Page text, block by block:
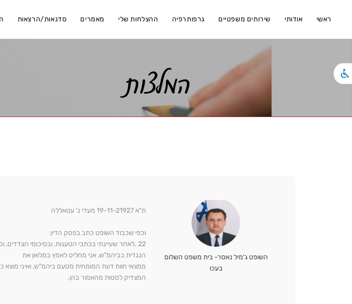
ראשי אודותי שירותים משפטיים גרפותרפיה ההצלחות שלי מאמרים סדנאות/הרצאות
השופט ג'מיל נאסר- בית משפט השלום
בעכו
ת"א 19-11-21927 מעדי נ' עטאללה
וכפי שכבוד השופט כתב בפסק הדין:
22 .לאחר שעיינתי בכתבי הטענות, ובסיכומי
הנגדית בביהמ"ש, אני מחליט לאמץ במלואן את
ממצאי חוות דעת המומחית מטעם ביהמ"ש, ואיני מוצא
המצדיק לסטות מהאמור בהן.